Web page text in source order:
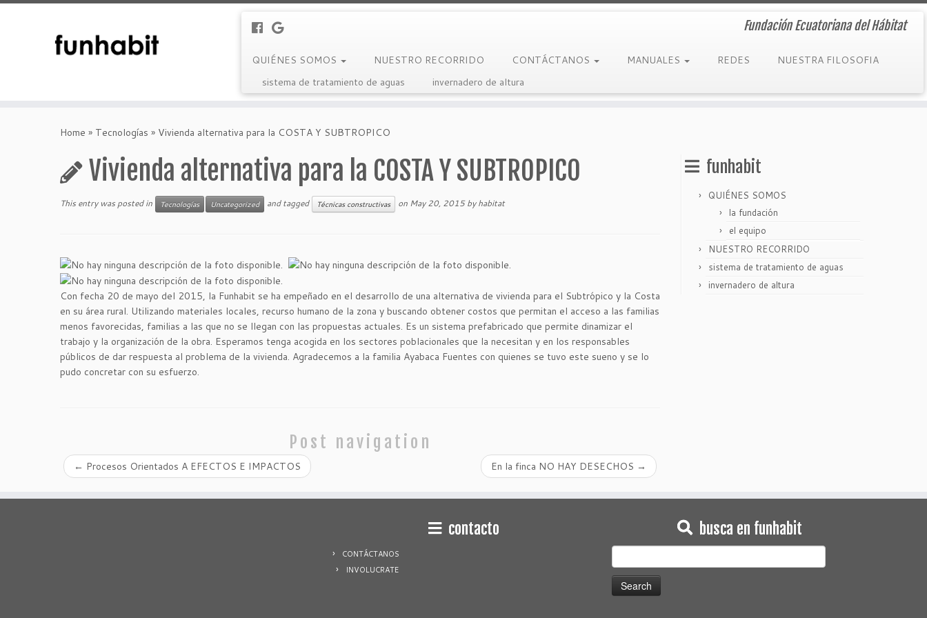
Fundación Ecuatoriana del Hábitat
QUIÉNES SOMOS NUESTRO RECORRIDO CONTÁCTANOS MANUALES REDES
NUESTRA FILOSOFIA
sistema de tratamiento de aguas
invernadero de altura
Home » Tecnologías » Vivienda alternativa para la COSTA Y SUBTROPICO
Vivienda alternativa para la COSTA Y SUBTROPICO
This entry was posted in Tecnologías Uncategorized and tagged Técnicas constructivas on May 20, 2015 byhabitat
Con fecha 20 de mayo del 2015, la Funhabit se ha empeñado en el desarrollo de una alternativa de vivienda para el Subtrópico y la Costa
en su área rural. Utilizando materiales locales, recurso humano de la zona y buscando obtener costos que permitan el acceso a las familias
menos favorecidas, familias a las que no se llegan con las propuestas actuales. Es un sistema prefabricado que permite dinamizar el
trabajo y la organización de la obra. Esperamos tenga acogida en los sectores poblacionales que la necesitan y en los responsables
públicos de dar respuesta al problema de la vivienda. Agradecemos a la familia Ayabaca Fuentes con quienes se tuvo este sueno y se lo
pudo concretar con su esfuerzo.
Post navigation
← Procesos Orientados A EFECTOS E IMPACTOS En la finca NO HAY DESECHOS →
funhabit
QUIÉNES SOMOS
la fundación
el equipo
NUESTRO RECORRIDO
sistema de tratamiento de aguas
invernadero de altura
contacto
CONTÁCTANOS
INVOLUCRATE
busca en funhabit
for: